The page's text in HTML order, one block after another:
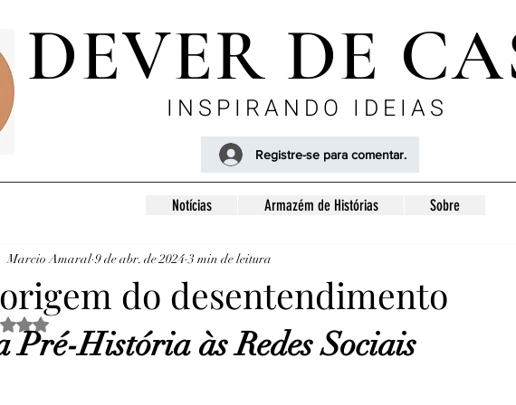
DEVER DE
INSPIRANDO IDEIAS
Registre-se para comentar.
Notícias Armazém de Histórias Sobre
do desentendimento
Marcio Amaral 9 de abr. de 2024 3 min de leitura
Avaliado com NaN de 5 estrelas.
Pré-História às Redes Sociais